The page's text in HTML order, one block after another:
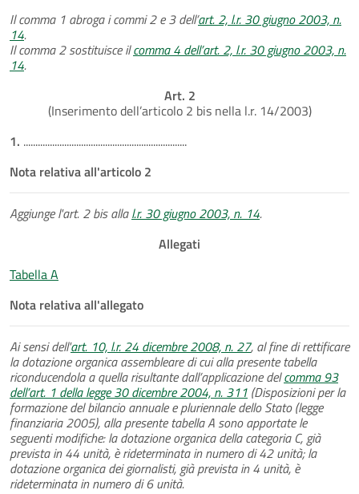
Il comma 1 abroga i commi 2 e 3 dell’art. 2, l.r. 30 giugno 2003, n.
14.
Il comma 2 sostituisce ilcomma 4 dell’art. 2, l.r. 30 giugno 2003, n.
14.
Art. 2
(Inserimento dell’articolo 2 bis nella l.r. 14/2003)
1. ....................................................................
Nota relativa all'articolo 2
Aggiunge l'art. 2 bis allal.r. 30 giugno 2003, n. 14.
Allegati
Tabella A
Nota relativa all'allegato
Ai sensi dell'art. 10, l.r. 24 dicembre 2008, n. 27, al fine di rettificare
la dotazione organica assembleare di cui alla presente tabella
riconducendola a quella risultante dall’applicazione delcomma 93
dell’art. 1 della legge 30 dicembre 2004, n. 311 (Disposizioni per la
formazione del bilancio annuale e pluriennale dello Stato (legge
finanziaria 2005), alla presente tabella A sono apportate le
seguenti modifiche: la dotazione organica della categoria C, già
prevista in 44 unità, è rideterminata in numero di 42 unità; la
dotazione organica dei giornalisti, già prevista in 4 unità, è
rideterminata in numero di 6 unità.